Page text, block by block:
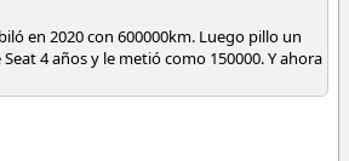
en 2020 con 600000km. Luego pillo un
4 años y le metió como 150000. Y ahora